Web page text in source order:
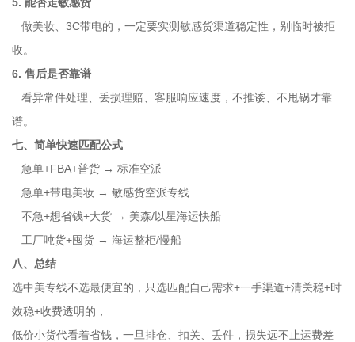
做美妆、3C带电的，一定要实测敏感货渠道稳定性，别临时被拒
收。
6. 售后是否靠谱
看异常件处理、丢损理赔、客服响应速度，不推诿、不甩锅才靠
谱。
七、简单快速匹配公式
急单+FBA+普货 → 标准空派
急单+带电美妆 → 敏感货空派专线
不急+想省钱+大货 → 美森/以星海运快船
工厂吨货+囤货 → 海运整柜/慢船
八、总结
选中美专线不选最便宜的，只选匹配自己需求+一手渠道+清关稳+时
效稳+收费透明的，
低价小货代看着省钱，一旦排仓、扣关、丢件，损失远不止运费差